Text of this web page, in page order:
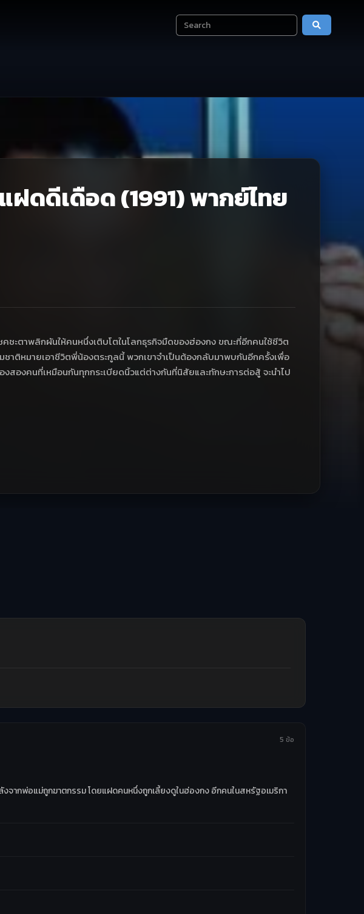
ดดีเดือด (1991) พากย์ไทย
ชะตาพลิกผันให้คนหนึ่งเติบโตในโลกธุรกิจมืดของฮ่องกง ขณะที่อีกคนใช้ชีวิต
าติหมายเอาชีวิตพี่น้องตระกูลนี้ พวกเขาจำเป็นต้องกลับมาพบกันอีกครั้งเพื่อ
สองคนที่เหมือนกันทุกกระเบียดนิ้วแต่ต่างกันที่นิสัยและทักษะการต่อสู้ จะนำไป
5 ข้อ
จากพ่อแม่ถูกฆาตกรรม โดยแฝดคนหนึ่งถูกเลี้ยงดูในฮ่องกง อีกคนในสหรัฐอเมริกา